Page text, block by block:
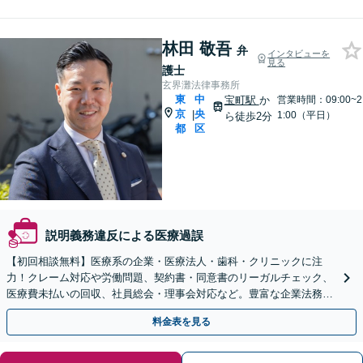
林田 敬吾 弁
護士
インタビューを
見る
玄界灘法律事務所
東
京
都
|
中
央
区
宝町駅 か
ら徒歩2分
営業時間：09:00~2
1:00（平日）
説明義務違反による医療過誤
【初回相談無料】医療系の企業・医療法人・歯科・クリニックに注
力！クレーム対応や労働問題、契約書・同意書のリーガルチェック、
医療費未払いの回収、社員総会・理事会対応など。豊富な企業法務の
経験を活かし、安定した病院経営を法的側面よりサポート。
料金表を見る